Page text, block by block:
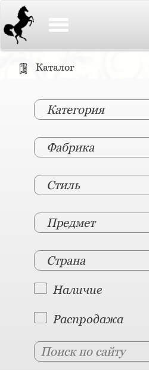
Каталог
Категория
Фабрика
Стиль
Предмет
Страна
Наличие
Распродажа